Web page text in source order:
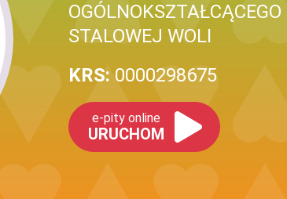
STALOWEJ WOLI
KRS: 0000298675
e-pity online
URUCHOM